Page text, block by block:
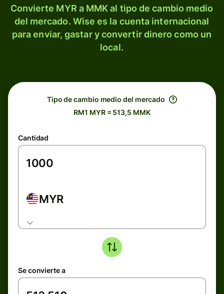
Convierte MYR a MMK al tipo de cambio medio
del mercado. Wise es la cuenta internacional
para enviar, gastar y convertir dinero como un
local.
Tipo de cambio medio del mercado
RM1 MYR = 513,5 MMK
Cantidad
MYR
Se convierte a